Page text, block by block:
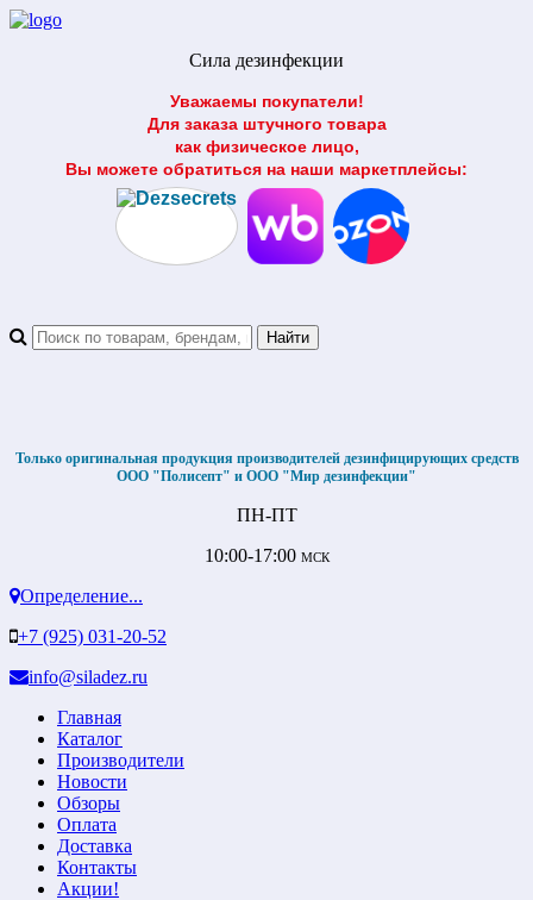
Сила дезинфекции
Уважаемы покупатели!
Для заказа штучного товара
как физическое лицо,
Вы можете обратиться на наши маркетплейсы:
Только оригинальная продукция производителей дезинфицирующих средств
ООО "Полисепт" и ООО "Мир дезинфекции"
ПН-ПТ
10:00-17:00 МСК
Определение...
+7 (925) 031-20-52
info@siladez.ru
Главная
Каталог
Производители
Новости
Обзоры
Оплата
Доставка
Контакты
Акции!